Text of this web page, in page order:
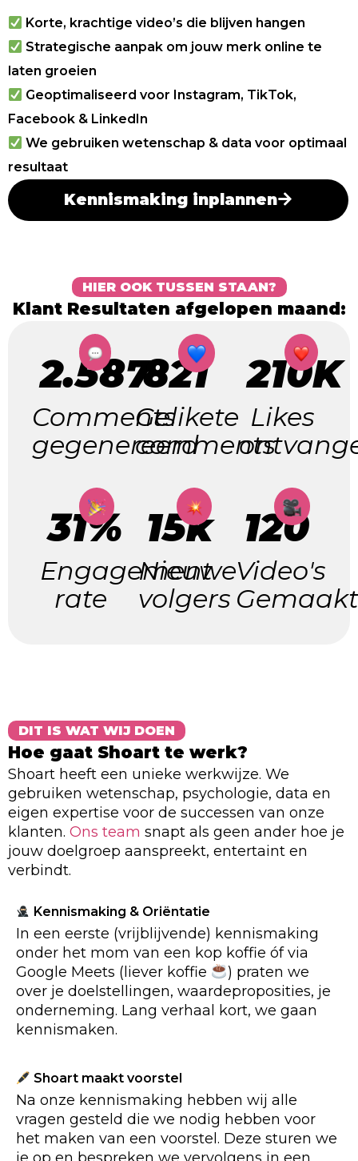
Korte, krachtige video’s die blijven hangen
Strategische aanpak om jouw merk online te
laten groeien
Geoptimaliseerd voor Instagram, TikTok,
Facebook & LinkedIn
We gebruiken wetenschap & data voor optimaal
resultaat
Kennismaking inplannen
HIER OOK TUSSEN STAAN?
Klant Resultaten afgelopen maand:
2.587
Comments
gegenereerd
821
Gelikete
comments
210K
Likes
31%
Engagement
rate
15k
Nieuwe
volgers
120
Video's
DIT IS WAT WIJ DOEN
Hoe gaat Shoart te werk?
Shoart heeft een unieke werkwijze. We
gebruiken wetenschap, psychologie, data en
eigen expertise voor de successen van onze
klanten. Ons team snapt als geen ander hoe je
jouw doelgroep aanspreekt, entertaint en
verbindt.
Kennismaking & Oriëntatie
In een eerste (vrijblijvende) kennismaking
onder het mom van een kop koffie óf via
Google Meets (liever koffie
) praten we
over je doelstellingen, waardeproposities, je
onderneming. Lang verhaal kort, we gaan
kennismaken.
Shoart maakt voorstel
Na onze kennismaking hebben wij alle
vragen gesteld die we nodig hebben voor
het maken van een voorstel. Deze sturen we